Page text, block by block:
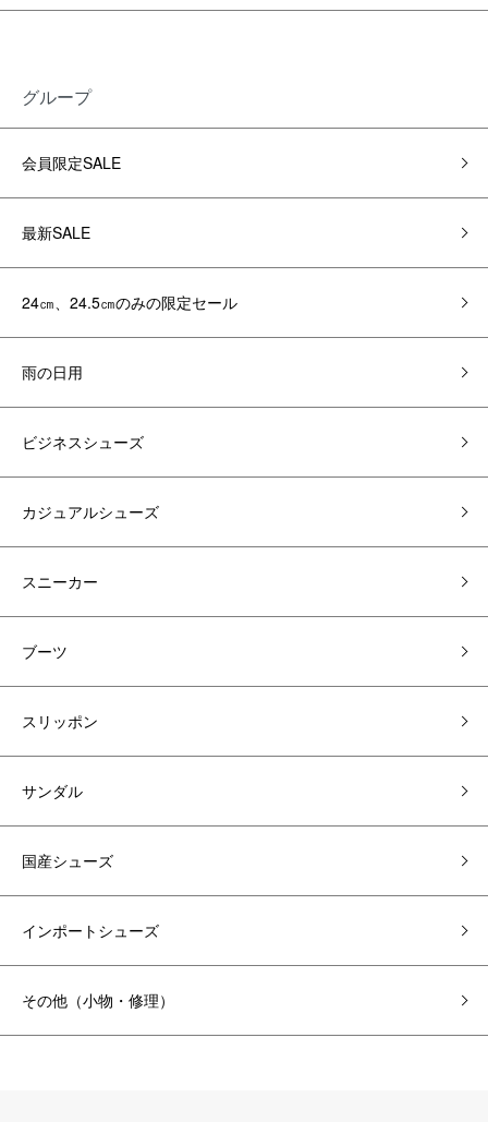
グループ
会員限定SALE
最新SALE
24㎝、24.5㎝のみの限定セール
雨の日用
ビジネスシューズ
カジュアルシューズ
スニーカー
ブーツ
スリッポン
サンダル
国産シューズ
インポートシューズ
その他（小物・修理）